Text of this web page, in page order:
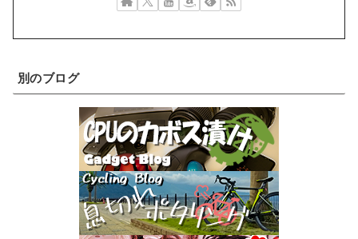
別のブログ